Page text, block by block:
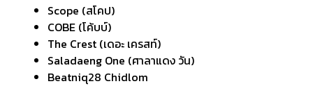
Scope (สโคป)
COBE (โค้บบ์)
The Crest (เดอะ เครสท์)
Saladaeng One (ศาลาแดง วัน)
Beatniq28 Chidlom